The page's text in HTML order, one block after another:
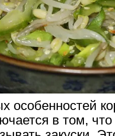
особенностей
в том,